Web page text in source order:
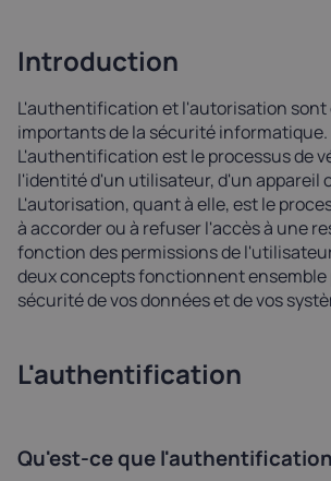
Introduction
L'authentification et l'autorisation sont
importants de la sécurité informatique.
L'authentification est le processus de
l'identité d'un utilisateur, d'un appareil
L'autorisation, quant à elle, est le
à accorder ou à refuser l'accès à une
fonction des permissions de
deux concepts fonctionnent ensemble
sécurité de vos données et de vos
L'authentification
Qu'est-ce que